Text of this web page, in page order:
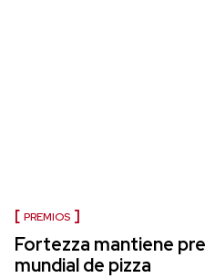
PREMIOS
Fortezza mantiene
mundial de pizza